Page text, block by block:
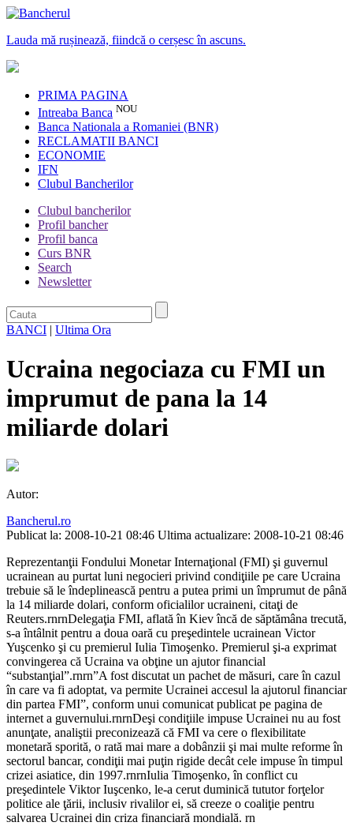
Lauda mă rușinează, fiindcă o cerșesc în ascuns.
PRIMA PAGINA
Intreaba Banca NOU
Banca Nationala a Romaniei (BNR)
RECLAMATII BANCI
ECONOMIE
IFN
Clubul Bancherilor
Clubul bancherilor
Profil bancher
Profil banca
Curs BNR
Search
Newsletter
BANCI | Ultima Ora
Ucraina negociaza cu FMI un
imprumut de pana la 14
miliarde dolari
Autor:
Bancherul.ro
Publicat la: 2008-10-21 08:46 Ultima actualizare: 2008-10-21 08:46
Reprezentanţii Fondului Monetar Internaţional (FMI) şi guvernul
ucrainean au purtat luni negocieri privind condiţiile pe care Ucraina
trebuie să le îndeplinească pentru a putea primi un împrumut de până
la 14 miliarde dolari, conform oficialilor ucraineni, citaţi de
Reuters.rnrnDelegaţia FMI, aflată în Kiev încă de săptămâna trecută,
s-a întâlnit pentru a doua oară cu preşedintele ucrainean Victor
Yuşcenko şi cu premierul Iulia Timoşenko. Premierul şi-a exprimat
convingerea că Ucraina va obţine un ajutor financial
“substanţial”.rnrn”A fost discutat un pachet de măsuri, care în cazul
în care va fi adoptat, va permite Ucrainei accesul la ajutorul financiar
din partea FMI”, conform unui comunicat publicat pe pagina de
internet a guvernului.rnrnDeşi condiţiile impuse Ucrainei nu au fost
anunţate, analiştii preconizează că FMI va cere o flexibilitate
monetară sporită, o rată mai mare a dobânzii şi mai multe reforme în
sectorul bancar, condiţii mai puţin rigide decât cele impuse în timpul
crizei asiatice, din 1997.rnrnIulia Timoşenko, în conflict cu
preşedintele Viktor Iuşcenko, le-a cerut duminică tututor forţelor
politice ale ţării, inclusiv rivalilor ei, să creeze o coaliţie pentru
salvarea Ucrainei din criza financiară mondială. rn